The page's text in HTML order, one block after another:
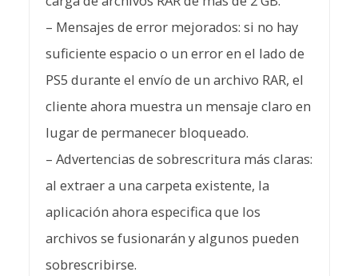
– Mensajes de error mejorados: si no hay
suficiente espacio o un error en el lado de
PS5 durante el envío de un archivo RAR, el
cliente ahora muestra un mensaje claro en
lugar de permanecer bloqueado.
– Advertencias de sobrescritura más claras:
al extraer a una carpeta existente, la
aplicación ahora especifica que los
archivos se fusionarán y algunos pueden
sobrescribirse.